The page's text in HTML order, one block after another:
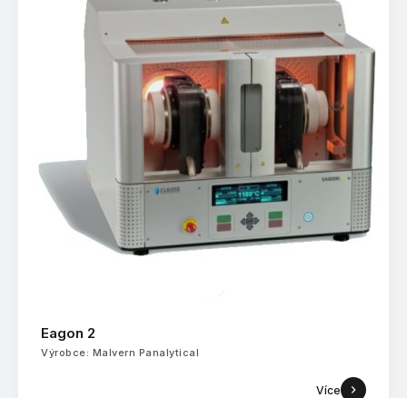
Eagon 2
Výrobce: Malvern Panalytical
Více